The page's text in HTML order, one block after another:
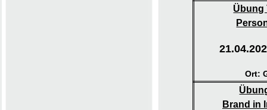
Übung
Ort:
Brand in